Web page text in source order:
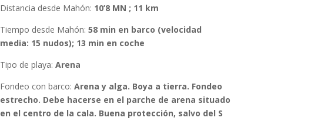
Distancia desde Mahón: 10’8 MN ; 11 km
Tiempo desde Mahón: 58 min en barco (velocidad
media: 15 nudos); 13 min en coche
Tipo de playa: Arena
Fondeo con barco: Arena y alga. Boya a tierra. Fondeo
estrecho. Debe hacerse en el parche de arena situado
en el centro de la cala. Buena protección, salvo del S